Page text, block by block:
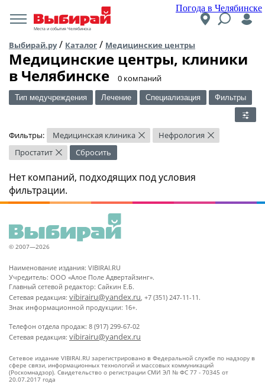
Погода в Челябинске
Места и события Челябинска
Выбирай.ру/ Каталог / Медицинские центры
Медицинские центры, клиники
в Челябинске
​0 компаний
Тип медучреждения Лечение Специализация Фильтры
Фильтры: Медицинская клиника × Нефрология ×
Простатит × Сбросить
Нет компаний, подходящих под условия
фильтрации.
© 2007—2026
Наименование издания: VIBIRAI.RU
Учредитель: ООО «Алое Поле Адвертайзинг».
Главный сетевой редактор: Сайкин Е.Б.
Сетевая редакция: vibirairu@yandex.ru, +7 (351) 247-11-11.
Знак информационной продукции: 16+.
Телефон отдела продаж: 8 (917) 299-67-02
Сетевая редакция: vibirairu@yandex.ru
Сетевое издание VIBIRAI.RU зарегистрировано в Федеральной службе по надзору в
сфере связи, информационных технологий и массовых коммуникаций
(Роскомнадзор). Свидетельство о регистрации СМИ ЭЛ № ФС 77 - 70345 от
20.07.2017 года